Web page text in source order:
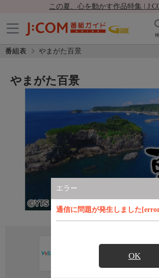
この夏、心を動かす作品特集 |
番組表 やまがた百景
エラー
通信に問題が発生しました
OK
やまがた百景
直近の放送予定はあ